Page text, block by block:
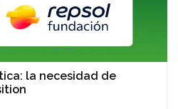
la necesidad de